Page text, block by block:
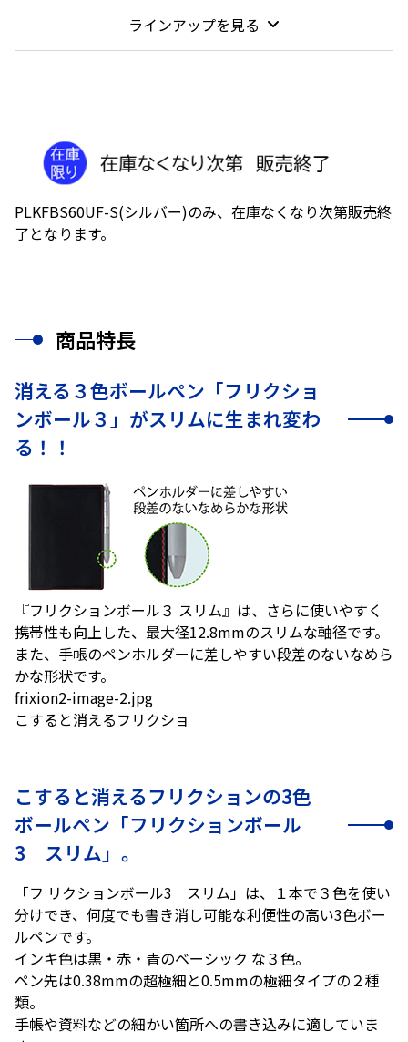
ラインアップを見る
PLKFBS60UF-S(シルバー)のみ、在庫なくなり次第販売終
了となります。
商品特長
消える３色ボールペン「フリクショ
ンボール３」がスリムに生まれ変わ
る！！
『フリクションボール３ スリム』は、さらに使いやすく
携帯性も向上した、最大径12.8mmのスリムな軸径です。
また、手帳のペンホルダーに差しやすい段差のないなめら
かな形状です。
frixion2-image-2.jpg
こすると消えるフリクショ
こすると消えるフリクションの3色
ボールペン「フリクションボール
3 スリム」。
「フ リクションボール3 スリム」は、１本で３色を使い
分けでき、何度でも書き消し可能な利便性の高い3色ボー
ルペンです。
インキ色は黒・赤・青のベーシック な３色。
ペン先は0.38mmの超極細と0.5mmの極細タイプの２種
類。
手帳や資料などの細かい箇所への書き込みに適していま